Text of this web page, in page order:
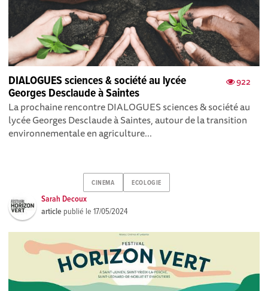
922
DIALOGUES sciences & société au lycée
Georges Desclaude à Saintes
La prochaine rencontre DIALOGUES sciences & société au
lycée Georges Desclaude à Saintes, autour de la transition
environnementale en agriculture...
CINEMA ECOLOGIE
Sarah Decoux
article publié le17/05/2024